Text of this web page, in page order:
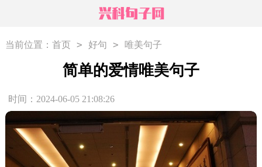
当前位置： 首页 > 好句 > 唯美句子
简单的爱情唯美句子
时间：2024-06-05 21:08:26